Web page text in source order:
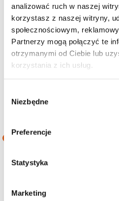
analizować ruch w naszej
korzystasz z naszej witryny,
społecznościowym,
Partnerzy mogą połączyć te
otrzymanymi od Ciebie lub
korzystania z ich usług.
r
Niezbędne
Preferencje
Statystyka
Marketing
Higiena
Sprzęt medyczny
Kompresjoterapia
Rehabilitacja
Zdrowie
Wielopaki